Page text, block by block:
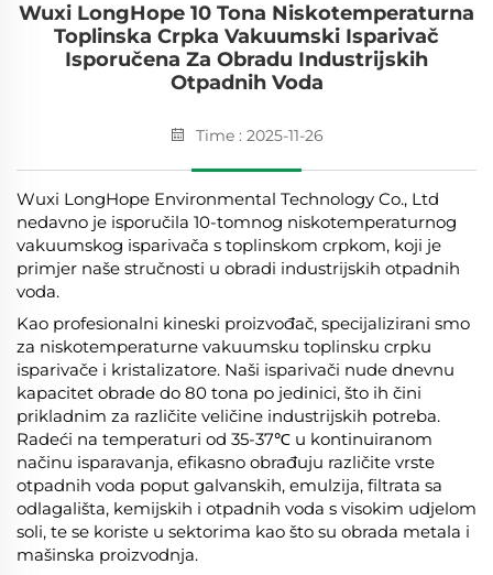
Wuxi LongHope 10 Tona Niskotemperaturna
Toplinska Crpka Vakuumski Isparivač
Isporučena Za Obradu Industrijskih
Otpadnih Voda
Time : 2025-11-26
Wuxi LongHope Environmental Technology Co., Ltd
nedavno je isporučila 10-tomnog niskotemperaturnog
vakuumskog isparivača s toplinskom crpkom, koji je
primjer naše stručnosti u obradi industrijskih otpadnih
voda.
Kao profesionalni kineski proizvođač, specijalizirani smo
za niskotemperaturne vakuumsku toplinsku crpku
isparivače i kristalizatore. Naši isparivači nude dnevnu
kapacitet obrade do 80 tona po jedinici, što ih čini
prikladnim za različite veličine industrijskih potreba.
Radeći na temperaturi od 35-37℃ u kontinuiranom
načinu isparavanja, efikasno obrađuju različite vrste
otpadnih voda poput galvanskih, emulzija, filtrata sa
odlagališta, kemijskih i otpadnih voda s visokim udjelom
soli, te se koriste u sektorima kao što su obrada metala i
mašinska proizvodnja.